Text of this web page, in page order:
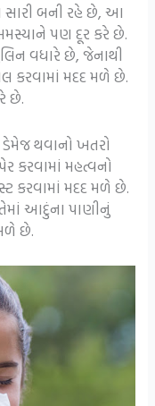
સારી બની રહે છે, આ
પણ દૂર કરે છે.
વધારે છે, જેનાથી
કરવામાં મદદ મળે છે.
છે.
થવાનો ખતરો
કરવામાં મહત્વનો
કરવામાં મદદ મળે છે.
આદુંના પાણીનું
છે.